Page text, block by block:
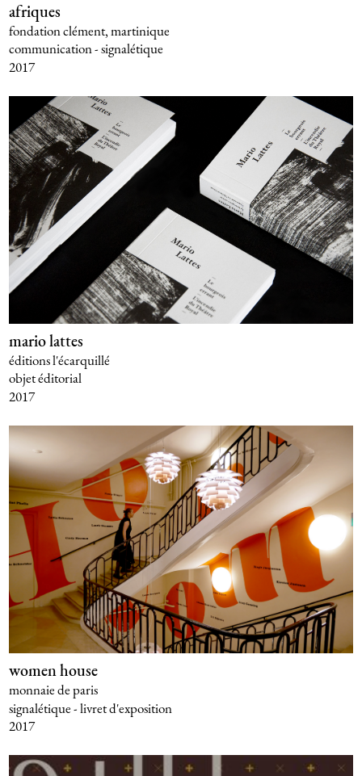
afriques
fondation clément, martinique
communication - signalétique
2017
mario lattes
éditions l'écarquillé
objet éditorial
2017
women house
monnaie de paris
signalétique - livret d'exposition
2017